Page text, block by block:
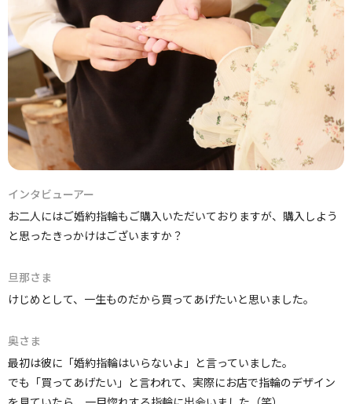
インタビューアー
お二人にはご婚約指輪もご購入いただいておりますが、購入しよう
と思ったきっかけはございますか？
旦那さま
けじめとして、一生ものだから買ってあげたいと思いました。
奥さま
最初は彼に「婚約指輪はいらないよ」と言っていました。
でも「買ってあげたい」と言われて、実際にお店で指輪のデザイン